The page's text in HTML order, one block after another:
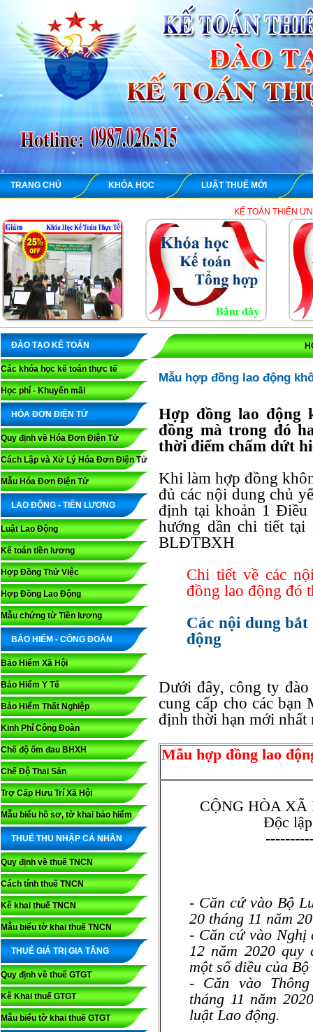
TRANG CHỦ KHÓA HỌC LUẬT THUẾ MỚI
KẾ
ĐÀO TẠO KẾ TOÁN
Các khóa học kế toán thực tế
Học phí - Khuyến mãi
HÓA ĐƠN ĐIỆN TỬ
Quy định về Hóa Đơn Điện Tử
Cách Lập và Xử Lý Hóa Đơn Điện Tử
Mẫu Hóa Đơn Điện Tử
LAO ĐỘNG - TIỀN LƯƠNG
Luật Lao Động
Kế toán tiền lương
Hợp Đồng Thử Việc
Hợp Đồng Lao Động
Mẫu chứng từ Tiền lương
BẢO HIỂM - CÔNG ĐOÀN
Bảo Hiểm Xã Hội
Bảo Hiểm Y Tế
Bảo Hiểm Thất Nghiệp
Kinh Phí Công Đoàn
Chế độ ốm đau BHXH
Chế Độ Thai Sản
Trợ Cấp Hưu Trí Xã Hội
Mẫu biểu hồ sơ, tờ khai bảo hiểm
THUẾ THU NHẬP CÁ NHÂN
Quy định về thuế TNCN
Cách tính thuế TNCN
Kê khai thuế TNCN
Mẫu biểu tờ khai thuế TNCN
THUẾ GIÁ TRỊ GIA TĂNG
Quy định về thuế GTGT
Kê Khai thuế GTGT
Mẫu biểu tờ khai thuế GTGT
Mẫu hợp đồng lao động
Hợp đồng lao động
đồng mà trong đó
thời điểm chấm dứt
Khi làm hợp đồng
đủ các nội dung chủ
định tại khoản 1 Điều
hướng dần chi tiết tại
BLĐTBXH
Chi tiết về các
đồng lao động đó
Các nội dung
động
Dưới đây, công ty
cung cấp cho các bạn
định thời hạn mới nhất
Mẫu hợp đồng lao
CỘNG HÒA
Độc
- Căn cứ vào Bộ
20 tháng 11 năm
- Căn cứ vào Nghị
12 năm 2020
một số điều của
- Căn vào Thông
tháng 11 năm
luật Lao động.